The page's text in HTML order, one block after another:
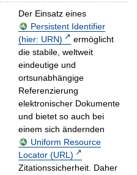
Der Einsatz eines
Persistent Identifier
(hier: URN)
ermöglicht
die stabile, weltweit
eindeutige und
ortsunabhängige
Referenzierung
elektronischer Dokumente
und bietet so auch bei
einem sich ändernden
Uniform Resource
Locator (URL)
Zitationssicherheit. Daher